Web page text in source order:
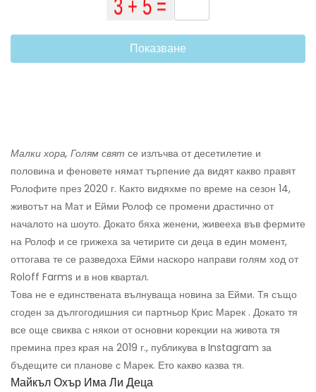
Показване
Малки хора, Голям свят се излъчва от десетилетие и
половина и феновете нямат търпение да видят какво правят
Ролофите през 2020 г. Както видяхме по време на сезон 14,
животът на Мат и Ейми Ролоф се промени драстично от
началото на шоуто. Докато бяха женени, живееха във фермите
на Ролоф и се грижеха за четирите си деца в един момент,
оттогава те се разведоха Ейми наскоро направи голям ход от
Roloff Farms и в нов квартал.
Това не е единствената вълнуваща новина за Ейми. Тя също
сгоден за дългогодишния си партньор Крис Марек . Докато тя
все още свиква с някои от основни корекции на живота тя
премина през края на 2019 г., публикува в Instagram за
бъдещите си планове с Марек. Ето какво казва тя.
Майкъл Охър Има Ли Деца